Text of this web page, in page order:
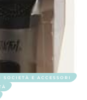
E ACCESSORI